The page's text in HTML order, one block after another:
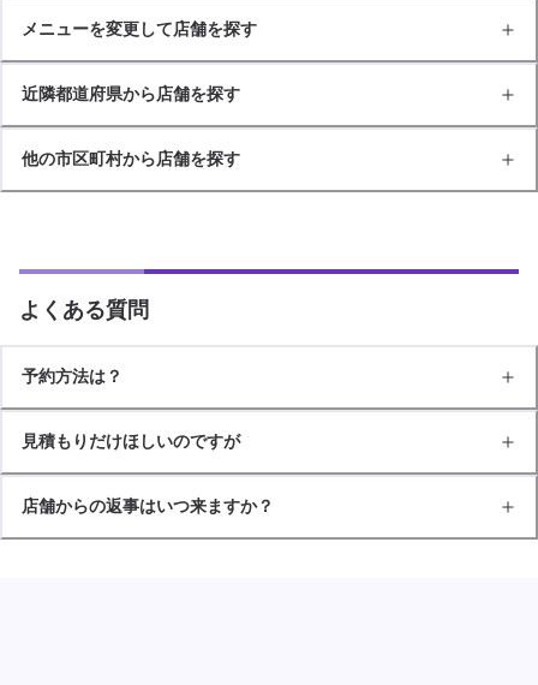
メニューを変更して店舗を探す
近隣都道府県から店舗を探す
他の市区町村から店舗を探す
よくある質問
予約方法は？
見積もりだけほしいのですが
店舗からの返事はいつ来ますか？